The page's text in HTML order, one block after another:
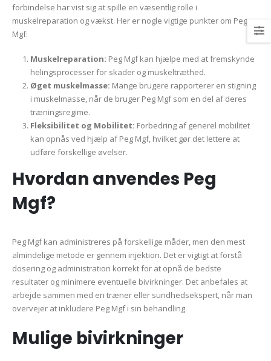
forbindelse har vist sig at spille en væsentlig rolle i
muskelreparation og vækst. Her er nogle vigtige punkter om Peg
Mgf:
Muskelreparation: Peg Mgf kan hjælpe med at fremskynde
helingsprocesser for skader og muskeltræthed.
Øget muskelmasse: Mange brugere rapporterer en stigning
i muskelmasse, når de bruger Peg Mgf som en del af deres
træningsregime.
Fleksibilitet og Mobilitet: Forbedring af generel mobilitet
kan opnås ved hjælp af Peg Mgf, hvilket gør det lettere at
udføre forskellige øvelser.
Hvordan anvendes Peg
Mgf?
Peg Mgf kan administreres på forskellige måder, men den mest
almindelige metode er gennem injektion. Det er vigtigt at forstå
dosering og administration korrekt for at opnå de bedste
resultater og minimere eventuelle bivirkninger. Det anbefales at
arbejde sammen med en træner eller sundhedsekspert, når man
overvejer at inkludere Peg Mgf i sin behandling.
Mulige bivirkninger